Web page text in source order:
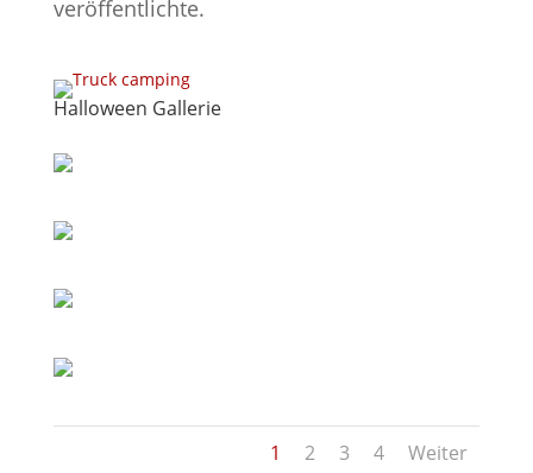
veröffentlichte.
Halloween Gallerie
1 2 3 4 Weiter